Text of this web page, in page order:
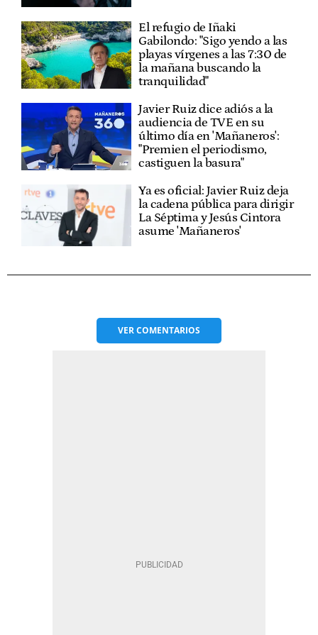
El refugio de Iñaki
Gabilondo: "Sigo yendo a las
playas vírgenes a las 7:30 de
la mañana buscando la
tranquilidad"
Javier Ruiz dice adiós a la
audiencia de TVE en su
último día en 'Mañaneros':
"Premien el periodismo,
castiguen la basura"
Ya es oficial: Javier Ruiz deja
la cadena pública para dirigir
La Séptima y Jesús Cintora
asume 'Mañaneros'
VERCOMENTARIOS